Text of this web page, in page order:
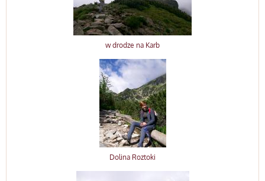
w drodze na Karb
Dolina Roztoki